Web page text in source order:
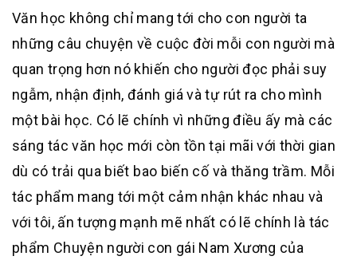
Văn học không chỉ mang tới cho con người ta
những câu chuyện về cuộc đời mỗi con người mà
quan trọng hơn nó khiến cho người đọc phải suy
ngẫm, nhận định, đánh giá và tự rút ra cho mình
một bài học. Có lẽ chính vì những điều ấy mà các
sáng tác văn học mới còn tồn tại mãi với thời gian
dù có trải qua biết bao biến cố và thăng trầm. Mỗi
tác phẩm mang tới một cảm nhận khác nhau và
với tôi, ấn tượng mạnh mẽ nhất có lẽ chính là tác
phẩm Chuyện người con gái Nam Xương của